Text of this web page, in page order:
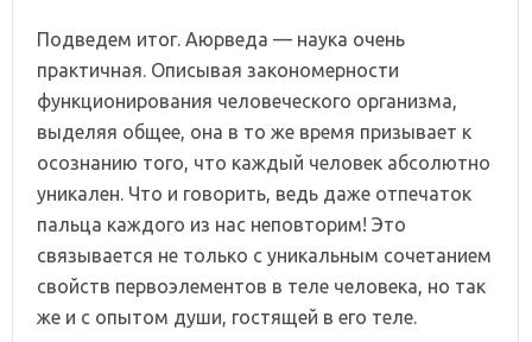
Подведем итог. Аюрведа — наука очень
практичная. Описывая закономерности
функционирования человеческого организма,
выделяя общее, она в то же время призывает к
осознанию того, что каждый человек абсолютно
уникален. Что и говорить, ведь даже отпечаток
пальца каждого из нас неповторим! Это
связывается не только с уникальным сочетанием
свойств первоэлементов в теле человека, но так
же и с опытом души, гостящей в его теле.